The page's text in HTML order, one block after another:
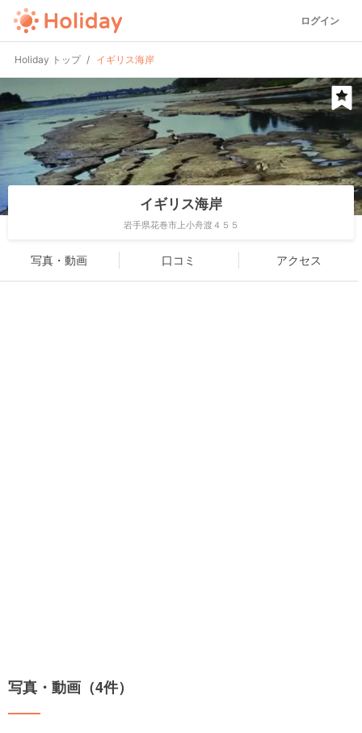
ログイン
Holiday トップ イギリス海岸
イギリス海岸
岩手県花巻市上小舟渡４５５
写真・動画 口コミ アクセス
写真・動画（4件）